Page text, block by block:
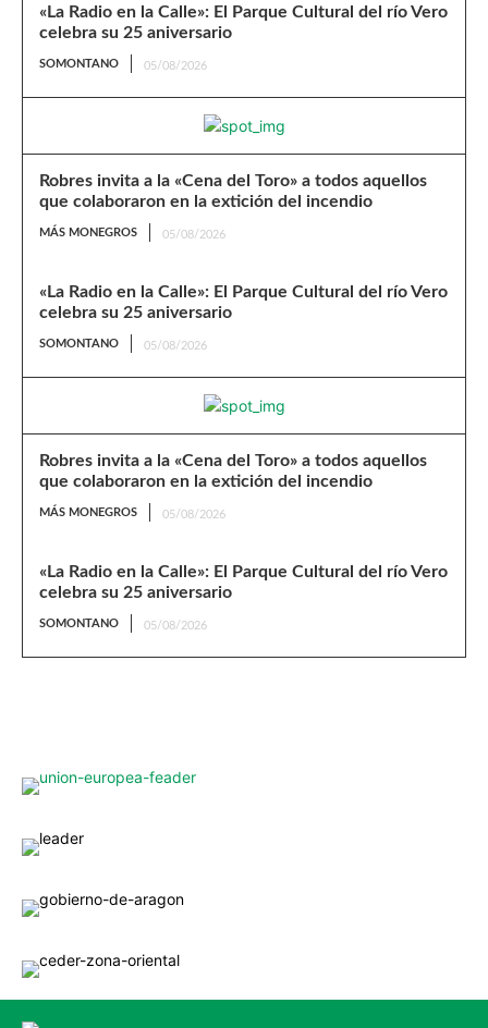
«La Radio en la Calle»: El Parque Cultural del río Vero
celebra su 25 aniversario
SOMONTANO 05/08/2026
Robres invita a la «Cena del Toro» a todos aquellos
que colaboraron en la extición del incendio
MÁS MONEGROS 05/08/2026
«La Radio en la Calle»: El Parque Cultural del río Vero
celebra su 25 aniversario
SOMONTANO 05/08/2026
Robres invita a la «Cena del Toro» a todos aquellos
que colaboraron en la extición del incendio
MÁS MONEGROS 05/08/2026
«La Radio en la Calle»: El Parque Cultural del río Vero
celebra su 25 aniversario
SOMONTANO 05/08/2026